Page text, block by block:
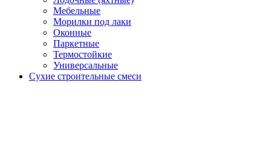
Мебельные
Морилки под лаки
Оконные
Паркетные
Термостойкие
Универсальные
Сухие строительные смеси